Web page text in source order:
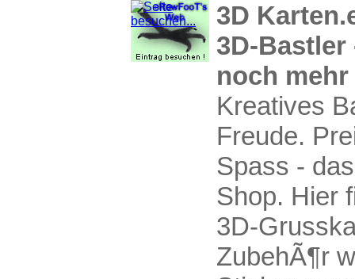
3D
3D-
noch
Kreatives
Freude.
Spass -
Shop. Hier
3D-
ZubehÃ¶r